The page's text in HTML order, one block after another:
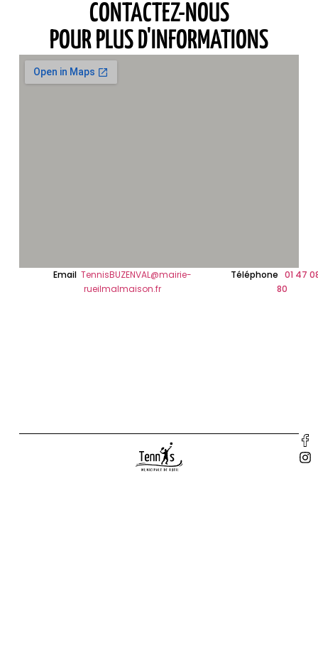
CONTACTEZ-NOUS
POUR PLUS D'INFORMATIONS
Email TennisBUZENVAL@mairie-
rueilmalmaison.fr
Téléphone 01 47
80